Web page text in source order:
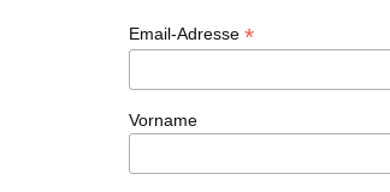
Email-Adresse *
Vorname